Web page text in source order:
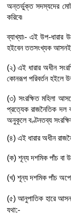
অন্তর্ভুক্ত সদস্যদের
করিবে৷
ব্যাখ্যা৷- এই উপ-
হইবেন ততসংখ্যক আসনই
(২) এই ধারার অধীন
কোনরূপ পরিবর্তন হইলে
(৩) সংরক্ষিত মহিলা
প্রত্যেক রাজনৈতিক দল
অনুকূলে বণ্টনতব্য
(৪) এই ধারার অধীন
(ক) শূন্য দশমিক পাঁচ বা
(খ) শূন্য দশমিক পাঁচ
(৫) আনুপাতিক হারে
যথা:-